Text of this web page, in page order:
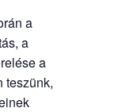
a
a
a
teszünk,